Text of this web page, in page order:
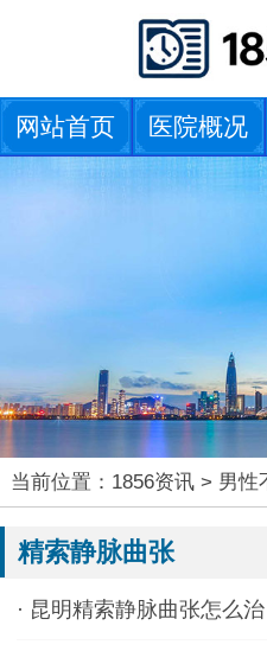
网站首页 医院概况
当前位置： 1856资讯> 男性
精索静脉曲张
· 昆明精索静脉曲张怎么